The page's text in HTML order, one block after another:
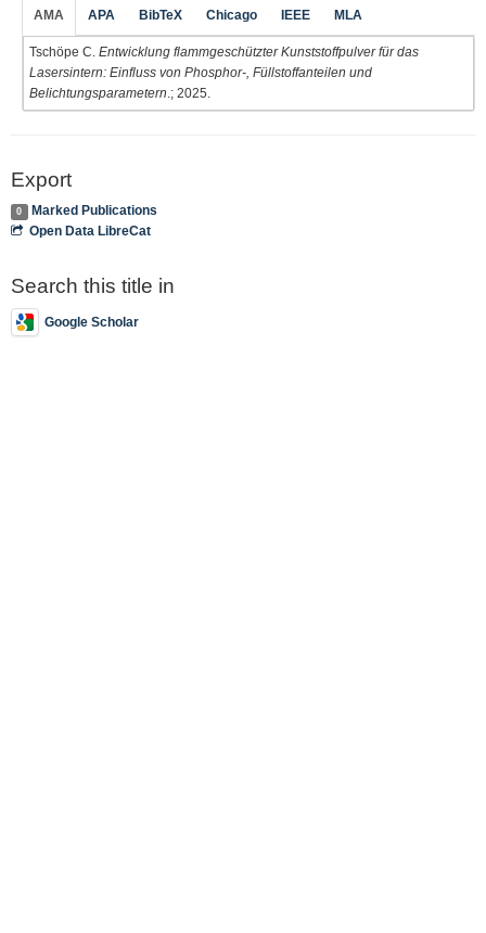
AMA APA BibTeX Chicago IEEE MLA
Tschöpe C. Entwicklung flammgeschützter Kunststoffpulver für das
Lasersintern: Einfluss von Phosphor-, Füllstoffanteilen und
Belichtungsparametern .; 2025.
Export
0
Marked Publications
Open Data LibreCat
Search this title in
Google Scholar